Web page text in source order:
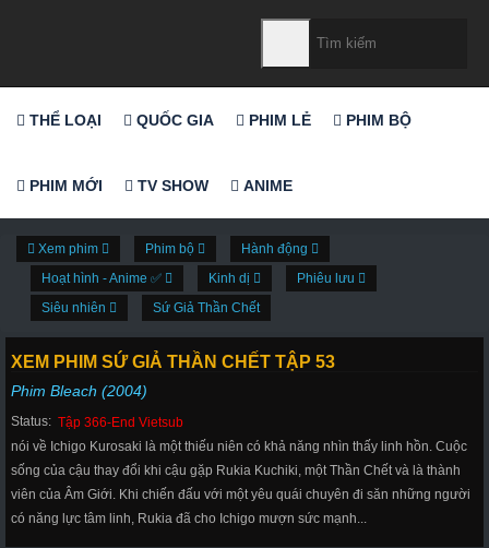
THỂ LOẠI QUỐC GIA PHIM LẺ PHIM BỘ
PHIM MỚI TV SHOW ANIME
Xem phim Phim bộ
Hành động
Hoạt hình - Anime ✅
Kinh dị
Phiêu lưu
Siêu nhiên
Sứ Giả Thần Chết
XEM PHIM SỨ GIẢ THẦN CHẾT TẬP 53
Phim Bleach (2004)
Status: Tập 366-End Vietsub
nói về Ichigo Kurosaki là một thiếu niên có khả năng nhìn thấy linh hồn. Cuộc
sống của cậu thay đổi khi cậu gặp Rukia Kuchiki, một Thần Chết và là thành
viên của Âm Giới. Khi chiến đấu với một yêu quái chuyên đi săn những người
có năng lực tâm linh, Rukia đã cho Ichigo mượn sức mạnh...